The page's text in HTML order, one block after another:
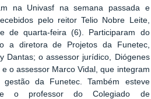
na Univasf na semana passada e
pelo reitor Telio Nobre Leite,
de quarta-feira (6). Participaram do
a diretora de Projetos da Funetec,
Dantas; o assessor jurídico, Diógenes
e o assessor Marco Vidal, que integram
da Funetec. Também esteve
o professor do Colegiado de